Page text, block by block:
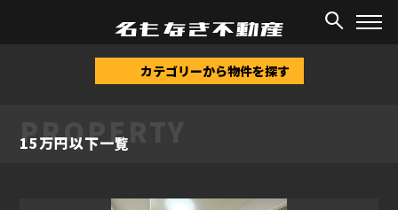
物件情報/15万円以下
カテゴリーから物件を探す
PROPERTY
15万円以下一覧